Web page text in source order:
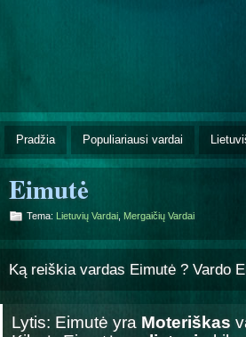
Pradžia Populiariausi vardai
Eimutė
Tema: Lietuvių Vardai Mergaičių Vardai
Ką reiškia vardas Eimutė ? Vardo
Lytis: Eimutė yra Moteriškas